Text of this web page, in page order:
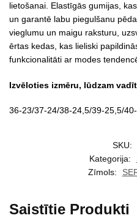
lietošanai. Elastīgās gumijas,
un garantē labu piegulšanu
vieglumu un maigu raksturu,
ērtas kedas, kas lieliski
funkcionalitāti ar modes
Izvēloties izmēru, lūdzam
36-23/37-24/38-24,5/39-25,5/
SKU:
Kategorija:
Zīmols:
Saistītie Produkti